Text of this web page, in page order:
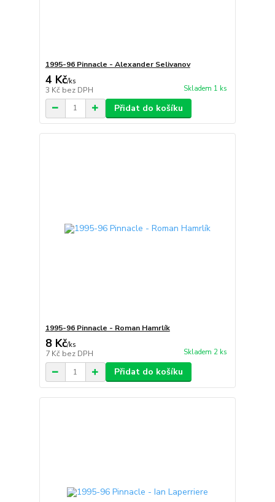
1995-96 Pinnacle - Alexander Selivanov
4 Kč/ks
3 Kč bez DPH Skladem 1 ks
Přidat do košíku
1995-96 Pinnacle - Roman Hamrlík
8 Kč/ks
7 Kč bez DPH Skladem 2 ks
Přidat do košíku